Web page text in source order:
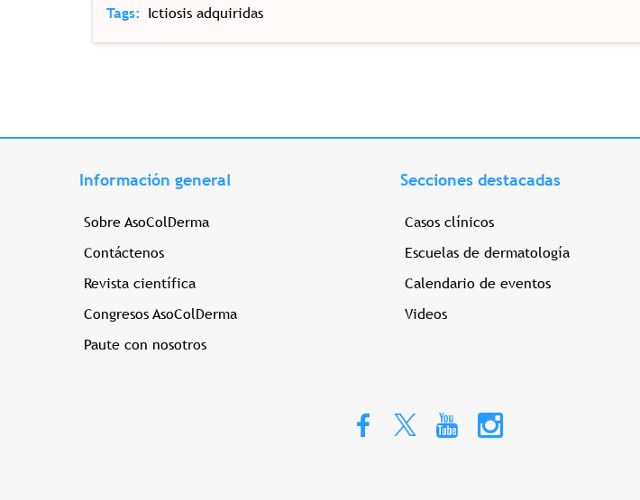
Tags Ictiosis adquiridas
Información general
Sobre AsoColDerma
Contáctenos
Revista científica
Congresos AsoColDerma
Paute con nosotros
Secciones destacadas
Casos clínicos
Escuelas de dermatología
Calendario de eventos
Videos